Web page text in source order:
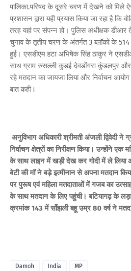
पालिका.परिषद के दूसरे चरण में देखने को मिले
प्रशासन द्वारा यही प्रयास किया जा रहा है कि
तरह यहां पर संपन्न हो। पुलिस अधीक्षक डीआर
चुनाव के तृतीय चरण के अंतर्गत 3 ब्लॉकों के
हुई। एसडीएम हटा अभिषेक सिंह ठाकुर ने
साथ ग्राम रुसल्ली कुड़ई देवडोंगरा कुंडलपुर
रहे मतदान का जायजा लिया और निर्वाचन
बात कही।
अनुविभाग अधिकारी श्रीमती अंजली द्विवेदी ने
निर्वाचन क्षेत्रों का निरीक्षण किया। उन्होंने एक
के साथ लाइन में खड़ी देख कर गोदी में ले लिया
बेटी की मॉ ने बड़े इत्मीनान से अपना मतदान
पर पुरूष एवं महिला मतदाताओं में गजब का
के साथ मतदान के लिए पहुंची। बटियागढ़ के
क्रमांक 143 में साँझली बहू उम्र 80 वर्ष ने
Damoh India MP